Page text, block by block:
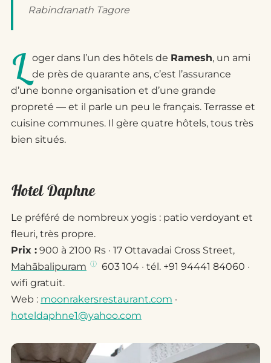
Rabindranath Tagore
L oger dans l’un des hôtels de Ramesh, un ami
de près de quarante ans, c’est l’assurance
d’une bonne organisation et d’une grande
propreté — et il parle un peu le français. Terrasse et
cuisine communes. Il gère quatre hôtels, tous très
bien situés.
Hotel Daphne
Le préféré de nombreux yogis : patio verdoyant et
fleuri, très propre.
Prix : 900 à 2100 Rs · 17 Ottavadai Cross Street,
Mahābalipuram
603 104 · tél. +91 94441 84060 ·
wifi gratuit.
Web : moonrakersrestaurant.com ·
hoteldaphne1@yahoo.com